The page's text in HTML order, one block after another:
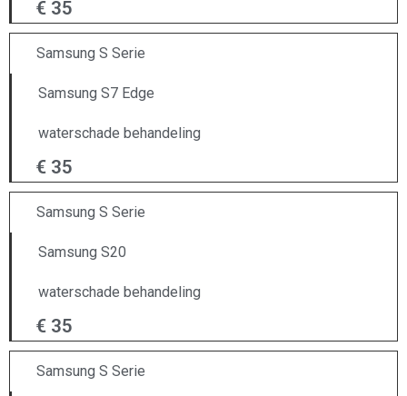
€ 35
Samsung S Serie
Samsung S7 Edge
waterschade behandeling
€ 35
Samsung S Serie
Samsung S20
waterschade behandeling
€ 35
Samsung S Serie